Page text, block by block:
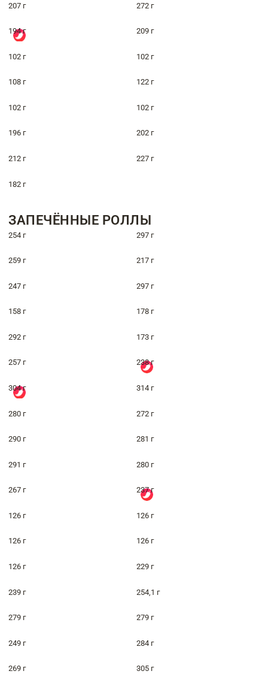
207 г 272 г
194 г 209 г
102 г 102 г
108 г 122 г
102 г 102 г
196 г 202 г
212 г 227 г
182 г
ЗАПЕЧЁННЫЕ РОЛЛЫ
254 г 297 г
259 г 217 г
247 г 297 г
158 г 178 г
292 г 173 г
257 г 238 г
304 г 314 г
280 г 272 г
290 г 281 г
291 г 280 г
267 г 237 г
126 г 126 г
126 г 126 г
126 г 229 г
239 г 254,1 г
279 г 279 г
249 г 284 г
269 г 305 г